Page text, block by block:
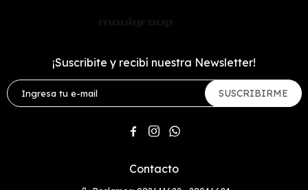
Contacto
¡Suscribite y recibí nuestra Newsletter!
SUSCRIBIRME
  